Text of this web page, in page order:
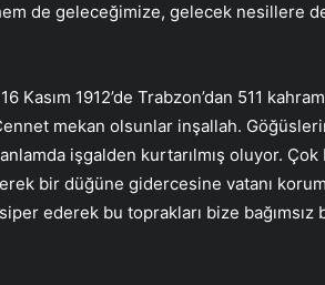
de geleceğimize, gelecek nesillere
Kasım 1912’de Trabzon’dan 511
mekan olsunlar inşallah.
işgalden kurtarılmış oluyor.
bir düğüne gidercesine vatanı
ederek bu toprakları bize bağımsız